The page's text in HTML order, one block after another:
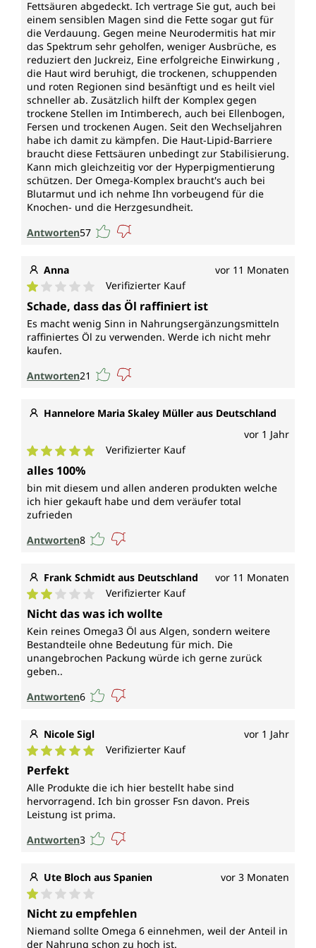
laktosefrei, glutenfrei und vegan.
Fettsäuren abgedeckt. Ich vertrage Sie gut, auch bei
einem sensiblen Magen sind die Fette sogar gut für
die Verdauung. Gegen meine Neurodermitis hat mir
das Spektrum sehr geholfen, weniger Ausbrüche, es
reduziert den Juckreiz, Eine erfolgreiche Einwirkung ,
die Haut wird beruhigt, die trockenen, schuppenden
und roten Regionen sind besänftigt und es heilt viel
schneller ab. Zusätzlich hilft der Komplex gegen
trockene Stellen im Intimberech, auch bei Ellenbogen,
Fersen und trockenen Augen. Seit den Wechseljahren
habe ich damit zu kämpfen. Die Haut-Lipid-Barriere
braucht diese Fettsäuren unbedingt zur Stabilisierung.
Kann mich gleichzeitig vor der Hyperpigmentierung
schützen. Der Omega-Komplex braucht's auch bei
Blutarmut und ich nehme Ihn vorbeugend für die
Knochen- und die Herzgesundheit.
Antworten57
Anna vor 11 Monaten
Durchschnittliche Bewertung von 1 von 5 Sternen
Verifizierter Kauf
Schade, dass das Öl raffiniert ist
Es macht wenig Sinn in Nahrungsergänzungsmitteln
raffiniertes Öl zu verwenden. Werde ich nicht mehr
kaufen.
Antworten21
Hannelore Maria Skaley Müller aus Deutschland
vor 1 Jahr
Durchschnittliche Bewertung von 5 von 5 Sternen
Verifizierter Kauf
alles 100%
bin mit diesem und allen anderen produkten welche
ich hier gekauft habe und dem veräufer total
zufrieden
Antworten8
Frank Schmidt aus Deutschland vor 11 Monaten
Durchschnittliche Bewertung von 2 von 5 Sternen
Verifizierter Kauf
Nicht das was ich wollte
Kein reines Omega3 Öl aus Algen, sondern weitere
Bestandteile ohne Bedeutung für mich. Die
unangebrochen Packung würde ich gerne zurück
geben..
Antworten6
Nicole Sigl vor 1 Jahr
Durchschnittliche Bewertung von 5 von 5 Sternen
Verifizierter Kauf
Perfekt
Alle Produkte die ich hier bestellt habe sind
hervorragend. Ich bin grosser Fsn davon. Preis
Leistung ist prima.
Antworten3
Ute Bloch aus Spanien vor 3 Monaten
Durchschnittliche Bewertung von 1 von 5 Sternen
Nicht zu empfehlen
Niemand sollte Omega 6 einnehmen, weil der Anteil in
der Nahrung schon zu hoch ist.